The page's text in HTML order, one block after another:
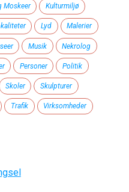
Moskeer Kulturmiljø
Lyd Malerier
Musik Nekrolog
Personer Politik
Skoler Skulpturer
Trafik Virksomheder